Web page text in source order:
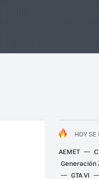
HOY
AEMET
Generación
GTA VI